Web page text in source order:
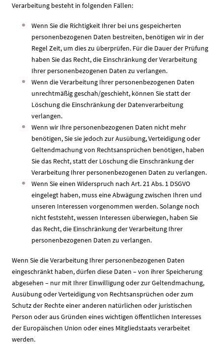
Verarbeitung besteht in folgenden Fällen:
Wenn Sie die Richtigkeit Ihrer bei uns gespeicherten
personenbezogenen Daten bestreiten, benötigen wir in der
Regel Zeit, um dies zu überprüfen. Für die Dauer der Prüfung
haben Sie das Recht, die Einschränkung der Verarbeitung
Ihrer personenbezogenen Daten zu verlangen.
Wenn die Verarbeitung Ihrer personenbezogenen Daten
unrechtmäßig geschah/geschieht, können Sie statt der
Löschung die Einschränkung der Datenverarbeitung
verlangen.
Wenn wir Ihre personenbezogenen Daten nicht mehr
benötigen, Sie sie jedoch zur Ausübung, Verteidigung oder
Geltendmachung von Rechtsansprüchen benötigen, haben
Sie das Recht, statt der Löschung die Einschränkung der
Verarbeitung Ihrer personenbezogenen Daten zu verlangen.
Wenn Sie einen Widerspruch nach Art. 21 Abs. 1 DSGVO
eingelegt haben, muss eine Abwägung zwischen Ihren und
unseren Interessen vorgenommen werden. Solange noch
nicht feststeht, wessen Interessen überwiegen, haben Sie
das Recht, die Einschränkung der Verarbeitung Ihrer
personenbezogenen Daten zu verlangen.
Wenn Sie die Verarbeitung Ihrer personenbezogenen Daten
eingeschränkt haben, dürfen diese Daten – von ihrer Speicherung
abgesehen – nur mit Ihrer Einwilligung oder zur Geltendmachung,
Ausübung oder Verteidigung von Rechtsansprüchen oder zum
Schutz der Rechte einer anderen natürlichen oder juristischen
Person oder aus Gründen eines wichtigen öffentlichen Interesses
der Europäischen Union oder eines Mitgliedstaats verarbeitet
werden.